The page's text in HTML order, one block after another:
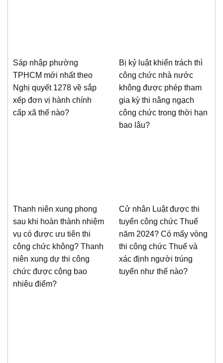
Sáp nhập phường
TPHCM mới nhất theo
Nghị quyết 1278 về sắp
xếp đơn vị hành chính
cấp xã thế nào?
Bị kỷ luật khiển trách thì
công chức nhà nước
không được phép tham
gia kỳ thi nâng ngạch
công chức trong thời hạn
bao lâu?
Thanh niên xung phong
sau khi hoàn thành nhiệm
vụ có được ưu tiên thi
công chức không? Thanh
niên xung dự thi công
chức được cộng bao
nhiêu điểm?
Cử nhân Luật được thi
tuyển công chức Thuế
năm 2024? Có mấy vòng
thi công chức Thuế và
xác định người trúng
tuyển như thế nào?